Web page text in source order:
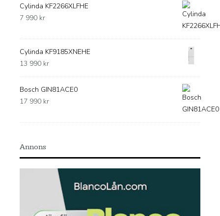
Cylinda KF2266XLFHE
7 990 kr
Cylinda KF9185XNEHE
13 990 kr
Bosch GIN81ACE0
17 990 kr
Annons